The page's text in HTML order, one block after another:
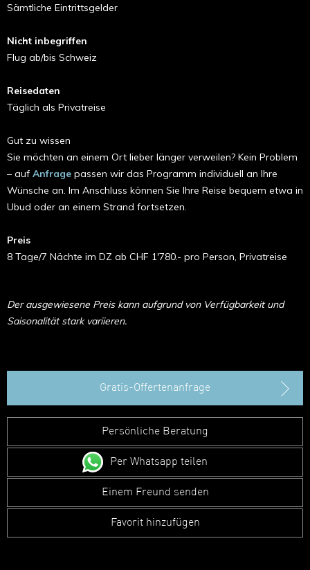
Sämtliche Eintrittsgelder
Nicht inbegriffen
Flug ab/bis Schweiz
Reisedaten
Täglich als Privatreise
Gut zu wissen
Sie möchten an einem Ort lieber länger verweilen? Kein Problem
– auf Anfrage passen wir das Programm individuell an Ihre
Wünsche an. Im Anschluss können Sie Ihre Reise bequem etwa in
Ubud oder an einem Strand fortsetzen.
Preis
8 Tage/7 Nächte im DZ ab CHF 1'780.- pro Person, Privatreise
Der ausgewiesene Preis kann aufgrund von Verfügbarkeit und
Saisonalität stark variieren.
Gratis-Offertenanfrage
Persönliche Beratung
Per Whatsapp teilen
Einem Freund senden
Favorit hinzufügen